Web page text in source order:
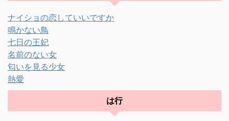
ナイショの恋していいですか
鳴かない鳥
七日の王妃
名前のない女
匂いを見る少女
熱愛
は行